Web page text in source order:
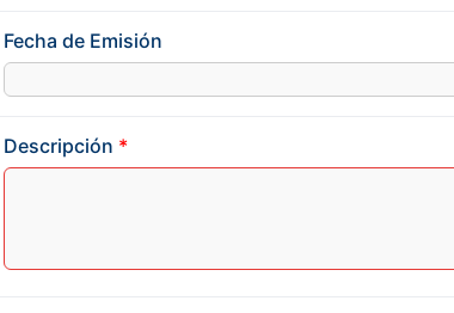
Fecha de Emisión
Descripción *